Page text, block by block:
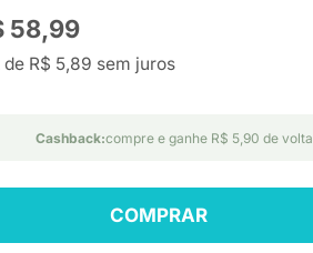
58,99
de R$ 5,89 sem juros
Cashback:compre e ganhe R$ 5,90 de volta
COMPRAR